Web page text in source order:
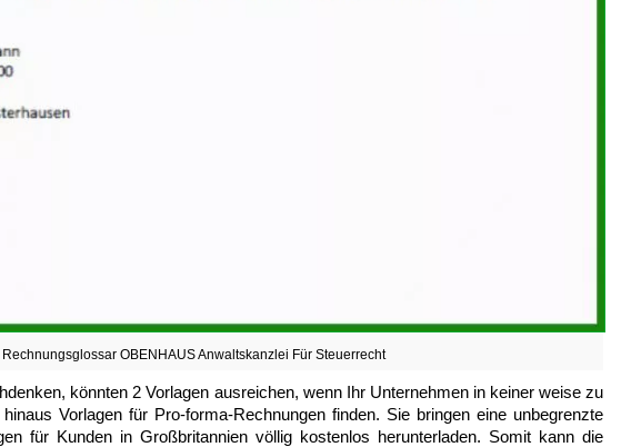
Rechnungsglossar OBENHAUS Anwaltskanzlei Für Steuerrecht
könnten 2 Vorlagen ausreichen, wenn Ihr Unternehmen in keiner weise zu
Vorlagen für Pro-forma-Rechnungen finden. Sie bringen eine unbegrenzte
für Kunden in Großbritannien völlig kostenlos herunterladen. Somit kann die